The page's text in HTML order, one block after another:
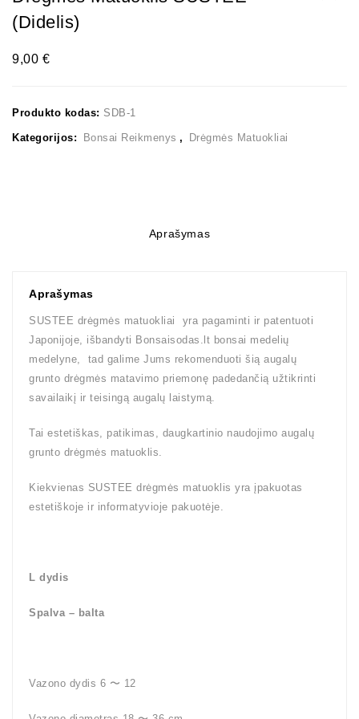
(Didelis)
9,00 €
Produkto kodas: SDB-1
Kategorijos: Bonsai Reikmenys , Drėgmės Matuokliai
Aprašymas
Aprašymas
SUSTEE drėgmės matuokliai yra pagaminti ir patentuoti
Japonijoje, išbandyti Bonsaisodas.lt bonsai medelių
medelyne, tad galime Jums rekomenduoti šią augalų
grunto drėgmės matavimo priemonę padedančią užtikrinti
savailaikį ir teisingą augalų laistymą.
Tai estetiškas, patikimas, daugkartinio naudojimo augalų
grunto drėgmės matuoklis.
Kiekvienas SUSTEE drėgmės matuoklis yra įpakuotas
estetiškoje ir informatyvioje pakuotėje.
L dydis
Spalva – balta
Vazono dydis 6 〜 12